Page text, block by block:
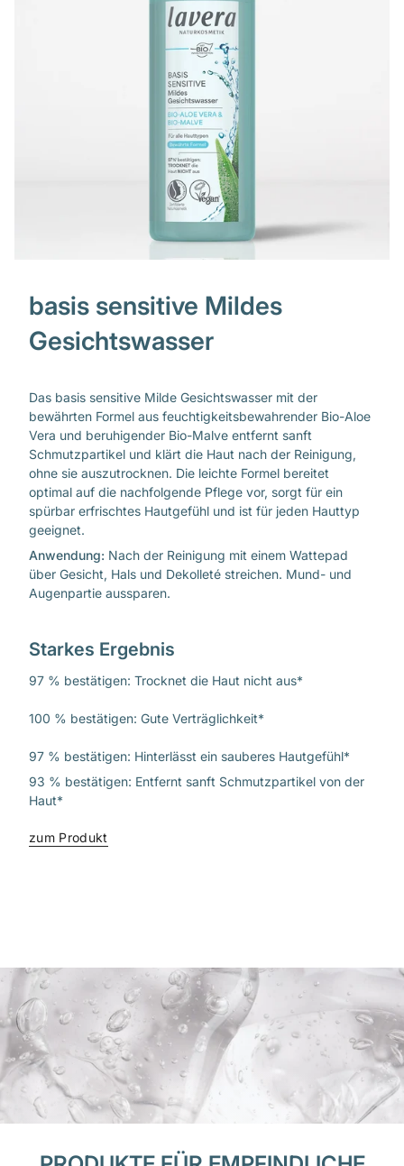
basis sensitive Mildes
Gesichtswasser
Das basis sensitive Milde Gesichtswasser mit der
bewährten Formel aus feuchtigkeitsbewahrender Bio-Aloe
Vera und beruhigender Bio-Malve entfernt sanft
Schmutzpartikel und klärt die Haut nach der Reinigung,
ohne sie auszutrocknen. Die leichte Formel bereitet
optimal auf die nachfolgende Pflege vor, sorgt für ein
spürbar erfrischtes Hautgefühl und ist für jeden Hauttyp
geeignet.
Anwendung: Nach der Reinigung mit einem Wattepad
über Gesicht, Hals und Dekolleté streichen. Mund- und
Augenpartie aussparen.
Starkes Ergebnis
97 % bestätigen: Trocknet die Haut nicht aus*
100 % bestätigen: Gute Verträglichkeit*
97 % bestätigen: Hinterlässt ein sauberes Hautgefühl*
93 % bestätigen: Entfernt sanft Schmutzpartikel von der
Haut*
zum Produkt